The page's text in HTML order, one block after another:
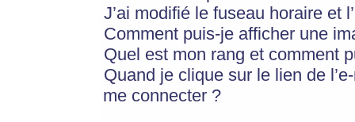
J’ai modifié le fuseau horaire et
Comment puis-je afficher une
Quel est mon rang et comment
Quand je clique sur le lien de
me connecter ?